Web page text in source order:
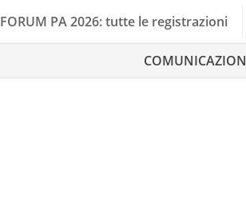
FORUM PA 2026: tutte le registrazioni